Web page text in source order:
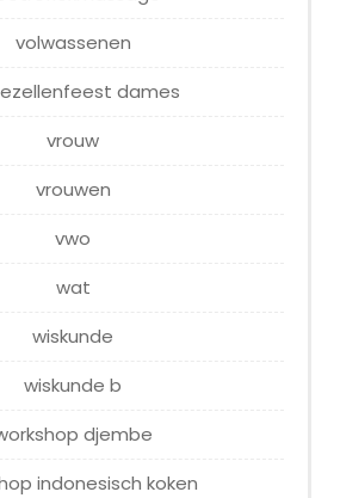
volwassenen
dames
vrouw
vrouwen
vwo
wat
wiskunde
wiskunde b
djembe
indonesisch koken